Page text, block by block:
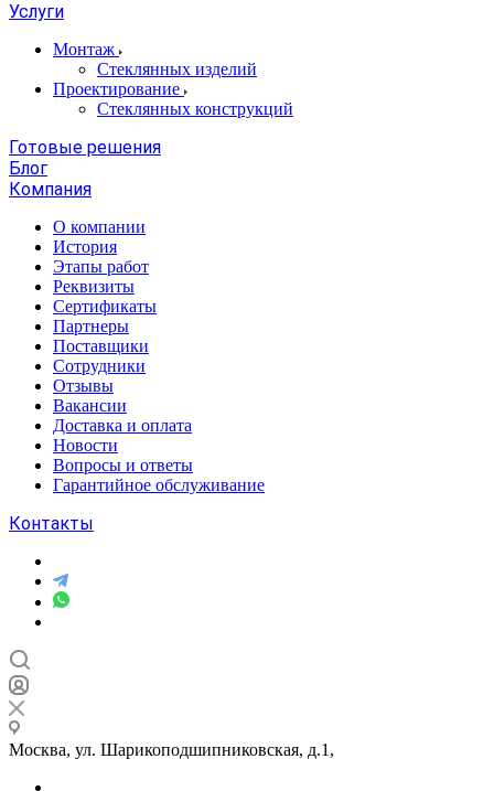
Услуги
Монтаж
Стеклянных изделий
Проектирование
Стеклянных конструкций
Готовые решения
Блог
Компания
О компании
История
Этапы работ
Реквизиты
Сертификаты
Партнеры
Поставщики
Сотрудники
Отзывы
Вакансии
Доставка и оплата
Новости
Вопросы и ответы
Гарантийное обслуживание
Контакты
Москва, ул. Шарикоподшипниковская, д.1,